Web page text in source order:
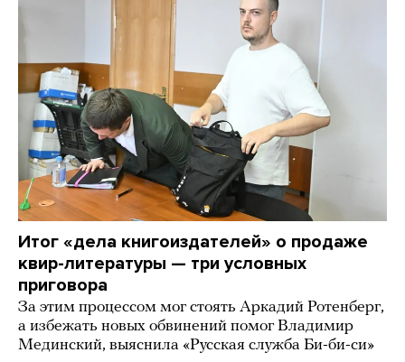
Итог «дела книгоиздателей» о продаже
квир-литературы — три условных
приговора
За этим процессом мог стоять Аркадий Ротенберг,
а избежать новых обвинений помог Владимир
Мединский, выяснила «Русская служба Би-би-си»